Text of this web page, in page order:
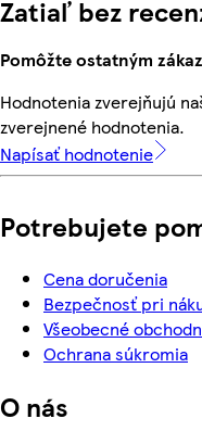
Zatiaľ bez
Pomôžte ostatným
Hodnotenia zverejňujú
zverejnené hodnotenia.
Napísať hodnotenie
Potrebujete
Cena doručenia
Bezpečnosť pri
Všeobecné
Ochrana súkromia
O nás